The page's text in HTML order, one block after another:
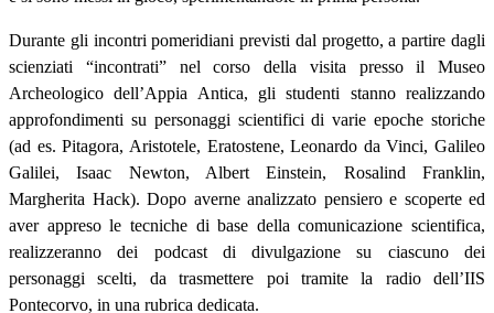
Durante gli incontri pomeridiani previsti dal progetto, a partire dagli
scienziati “incontrati” nel corso della visita presso il Museo
Archeologico dell’Appia Antica, gli studenti stanno realizzando
approfondimenti su personaggi scientifici di varie epoche storiche
(ad es. Pitagora, Aristotele, Eratostene, Leonardo da Vinci, Galileo
Galilei, Isaac Newton, Albert Einstein, Rosalind Franklin,
Margherita Hack). Dopo averne analizzato pensiero e scoperte ed
aver appreso le tecniche di base della comunicazione scientifica,
realizzeranno dei podcast di divulgazione su ciascuno dei
personaggi scelti, da trasmettere poi tramite la radio dell’IIS
Pontecorvo, in una rubrica dedicata.